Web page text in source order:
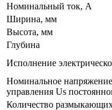
Номинальный ток, А
Ширина, мм
Высота, мм
Глубина
Исполнение
Номинальное
управления Us
Количество